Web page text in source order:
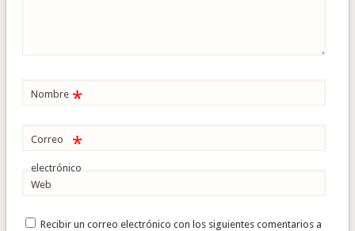
Nombre *
Correo
electrónico
*
Web
Recibir un correo electrónico con los siguientes comentarios a